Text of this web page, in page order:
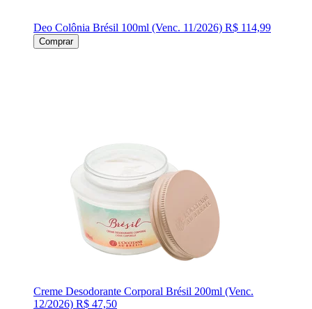
Deo Colônia Brésil 100ml (Venc. 11/2026) R$ 114,99
Comprar
Creme Desodorante Corporal Brésil 200ml (Venc.
12/2026) R$ 47,50